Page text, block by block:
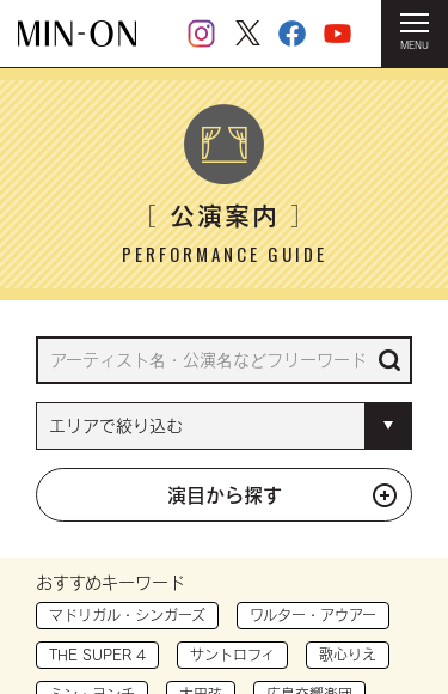
MENU
HOME ＞ 公演案内
［公演案内］
PERFORMANCE GUIDE
演目から探す
おすすめキーワード
マドリガル・シンガーズ ワルター・アウアー
THE SUPER 4 サントロフィ 歌心りえ